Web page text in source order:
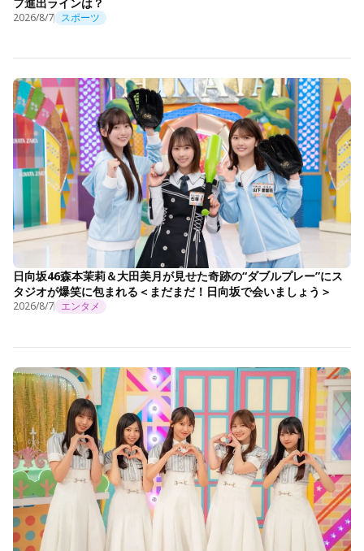
2026/8/7 スポーツ
日向坂46森本茉莉＆大田美月が見せた奇跡の“ダブルプレー”にス
タジオが爆笑に包まれる＜まだまだ！日向坂で会いましょう＞
2026/8/7 エンタメ